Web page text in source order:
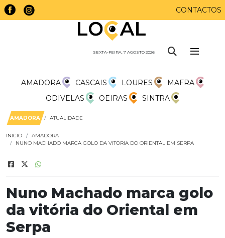
CONTACTOS
SEXTA-FEIRA, 7 AGOSTO 2026
AMADORA CASCAIS LOURES
MAFRA
ODIVELAS
OEIRAS SINTRA
AMADORA ATUALIDADE
INICIO
AMADORA
NUNO MACHADO MARCA GOLO DA VITORIA DO ORIENTAL EM SERPA
Nuno Machado marca golo
da vitória do Oriental em
Serpa